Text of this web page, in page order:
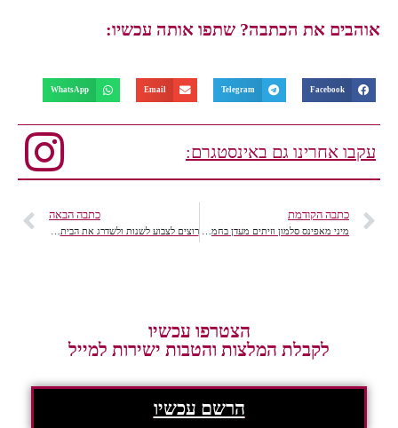
אוהבים את הכתבה? שתפו אותה עכשיו:
Facebook
Telegram
Email
WhatsApp
עקבו אחרינו גם באינסטגרם:
כתבה הקודמת כתבה הבאה
הצטרפו עכשיו
לקבלת המלצות והטבות ישירות למייל
הרשם עכשיו